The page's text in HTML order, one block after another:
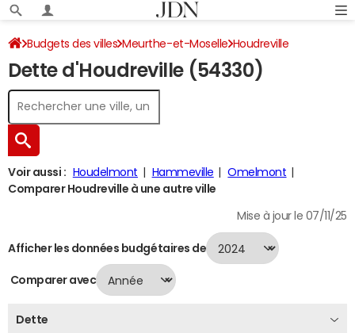
Budgets des villes Meurthe-et-Moselle Houdreville
Dette au 31/12/2024
Dette d'Houdreville (54330)
Voir aussi : Houdelmont Hammeville
Omelmont
Comparer Houdreville à une autre ville
Mise à jour le 07/11/25
Afficher les données budgétaires de
Comparer avec
Dette